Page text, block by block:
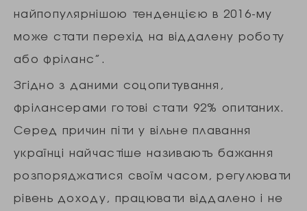
найпопулярнішою тенденцією в 2016-му
може стати перехід на віддалену роботу
або фріланс”.
Згідно з даними соцопитування,
фрілансерами готові стати 92% опитаних.
Серед причин піти у вільне плавання
українці найчастіше називають бажання
розпоряджатися своїм часом, регулювати
рівень доходу, працювати віддалено і не